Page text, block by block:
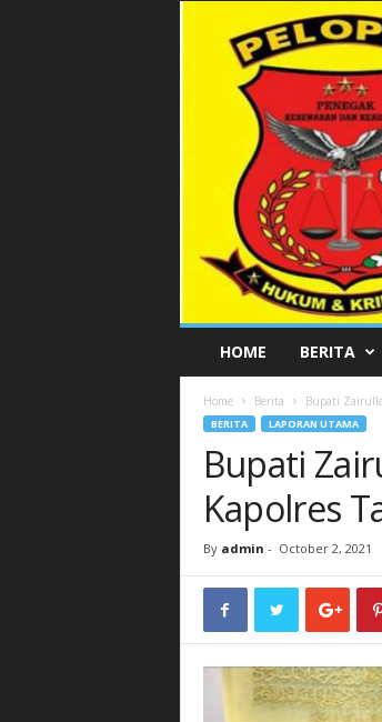
L
HOME BERITA
Home Berita Bupati
BERITA LAPORAN UTAMA
Bupati
Kapolres
By admin - October 2, 2021